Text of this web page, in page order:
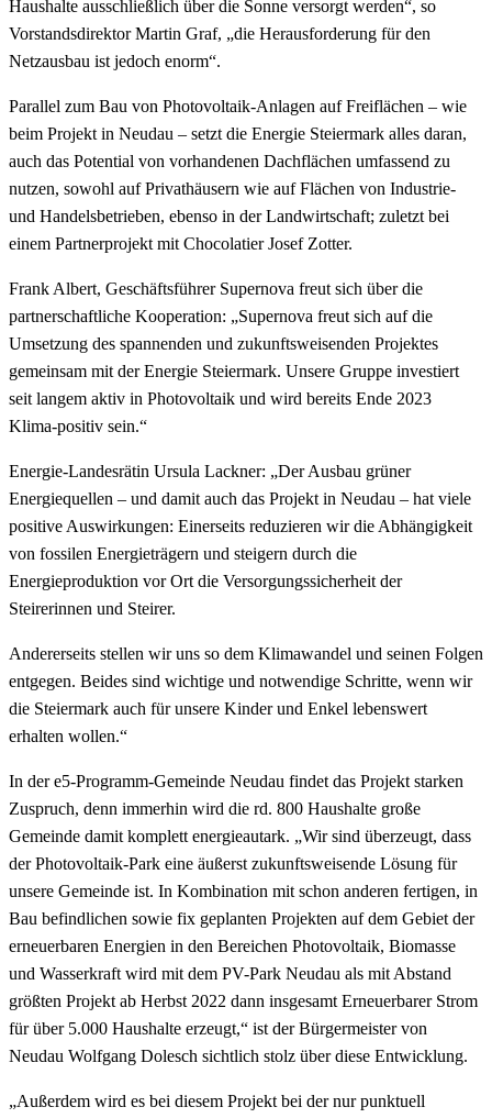
Haushalte ausschließlich über die Sonne versorgt werden“, so
Vorstandsdirektor Martin Graf, „die Herausforderung für den
Netzausbau ist jedoch enorm“.
Parallel zum Bau von Photovoltaik-Anlagen auf Freiflächen – wie
beim Projekt in Neudau – setzt die Energie Steiermark alles daran,
auch das Potential von vorhandenen Dachflächen umfassend zu
nutzen, sowohl auf Privathäusern wie auf Flächen von Industrie-
und Handelsbetrieben, ebenso in der Landwirtschaft; zuletzt bei
einem Partnerprojekt mit Chocolatier Josef Zotter.
Frank Albert, Geschäftsführer Supernova freut sich über die
partnerschaftliche Kooperation: „Supernova freut sich auf die
Umsetzung des spannenden und zukunftsweisenden Projektes
gemeinsam mit der Energie Steiermark. Unsere Gruppe investiert
seit langem aktiv in Photovoltaik und wird bereits Ende 2023
Klima-positiv sein.“
Energie-Landesrätin Ursula Lackner: „Der Ausbau grüner
Energiequellen – und damit auch das Projekt in Neudau – hat viele
positive Auswirkungen: Einerseits reduzieren wir die Abhängigkeit
von fossilen Energieträgern und steigern durch die
Energieproduktion vor Ort die Versorgungssicherheit der
Steirerinnen und Steirer.
Andererseits stellen wir uns so dem Klimawandel und seinen Folgen
entgegen. Beides sind wichtige und notwendige Schritte, wenn wir
die Steiermark auch für unsere Kinder und Enkel lebenswert
erhalten wollen.“
In der e5-Programm-Gemeinde Neudau findet das Projekt starken
Zuspruch, denn immerhin wird die rd. 800 Haushalte große
Gemeinde damit komplett energieautark. „Wir sind überzeugt, dass
der Photovoltaik-Park eine äußerst zukunftsweisende Lösung für
unsere Gemeinde ist. In Kombination mit schon anderen fertigen, in
Bau befindlichen sowie fix geplanten Projekten auf dem Gebiet der
erneuerbaren Energien in den Bereichen Photovoltaik, Biomasse
und Wasserkraft wird mit dem PV-Park Neudau als mit Abstand
größten Projekt ab Herbst 2022 dann insgesamt Erneuerbarer Strom
für über 5.000 Haushalte erzeugt,“ ist der Bürgermeister von
Neudau Wolfgang Dolesch sichtlich stolz über diese Entwicklung.
„Außerdem wird es bei diesem Projekt bei der nur punktuell